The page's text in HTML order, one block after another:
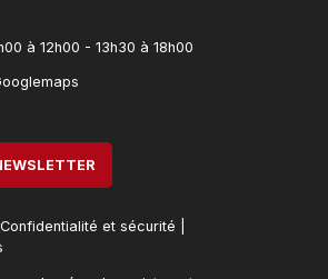
à 12h00 - 13h30 à 18h00
Confidentialité et sécurité